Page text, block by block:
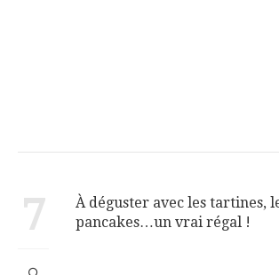
7
À déguster avec les tartines,
pancakes…un vrai régal !